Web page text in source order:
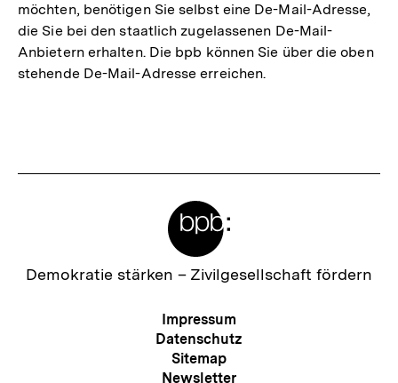
möchten, benötigen Sie selbst eine De-Mail-Adresse,
die Sie bei den staatlich zugelassenen De-Mail-
Anbietern erhalten. Die bpb können Sie über die oben
stehende De-Mail-Adresse erreichen.
Zur
Demokratie stärken – Zivilgesellschaft fördern
Meta-
Navigation
Impressum
Datenschutz
Sitemap
Newsletter